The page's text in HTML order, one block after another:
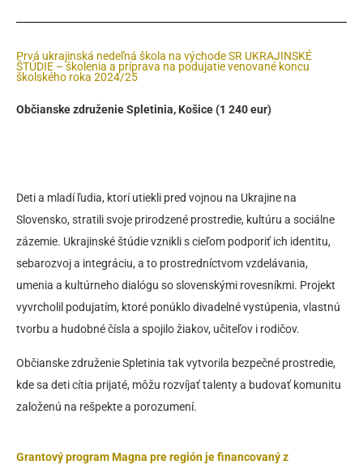
Prvá ukrajinská nedeľná škola na východe SR UKRAJINSKÉ
ŠTÚDIE – školenia a prípravа na podujatie venované koncu
školského roka 2024/25
Občianske združenie Spletinia, Košice (1 240 eur)
Deti a mladí ľudia, ktorí utiekli pred vojnou na Ukrajine na
Slovensko, stratili svoje prirodzené prostredie, kultúru a sociálne
zázemie. Ukrajinské štúdie vznikli s cieľom podporiť ich identitu,
sebarozvoj a integráciu, a to prostredníctvom vzdelávania,
umenia a kultúrneho dialógu so slovenskými rovesníkmi. Projekt
vyvrcholil podujatím, ktoré ponúklo divadelné vystúpenia, vlastnú
tvorbu a hudobné čísla a spojilo žiakov, učiteľov i rodičov.
Občianske združenie Spletinia tak vytvorila bezpečné prostredie,
kde sa deti cítia prijaté, môžu rozvíjať talenty a budovať komunitu
založenú na rešpekte a porozumení.
Grantový program Magna pre región je financovaný z